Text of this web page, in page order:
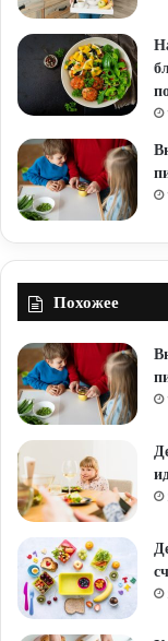
Похожее